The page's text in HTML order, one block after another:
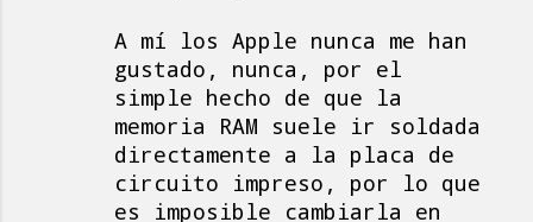
A mí los Apple nunca me han
gustado, nunca, por el
simple hecho de que la
memoria RAM suele ir soldada
directamente a la placa de
circuito impreso, por lo que
es imposible cambiarla en